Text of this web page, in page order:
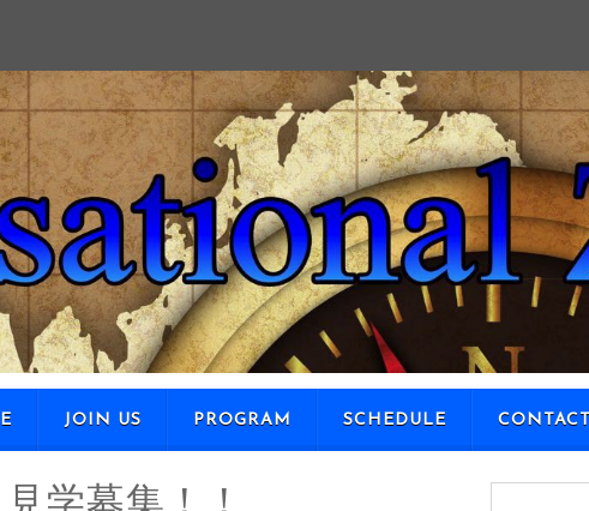
JOIN US PROGRAM SCHEDULE CONTACT